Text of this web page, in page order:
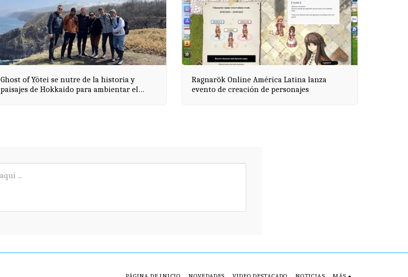
Ghost of Yōtei se nutre de la historia y
paisajes de Hokkaido para ambientar el
Ragnarök Online América Latina lanza
evento de creación de personajes